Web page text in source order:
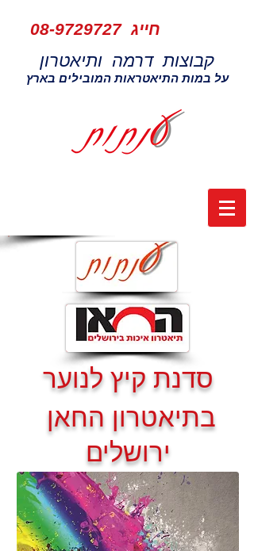
חייג08-9729727
קבוצות דרמה ותיאטרון
על במות התיאטראות המובילים בארץ
סדנת קיץ לנוער
בתיאטרון החאן
ירושלים